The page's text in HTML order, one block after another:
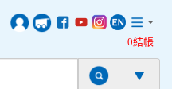
0結帳